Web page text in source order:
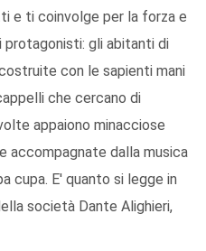
e ti coinvolge per la forza e
gli abitanti di
con le sapienti mani
che cercano di
appaiono minacciose
accompagnate dalla musica
cupa. E' quanto si legge in
società Dante Alighieri,